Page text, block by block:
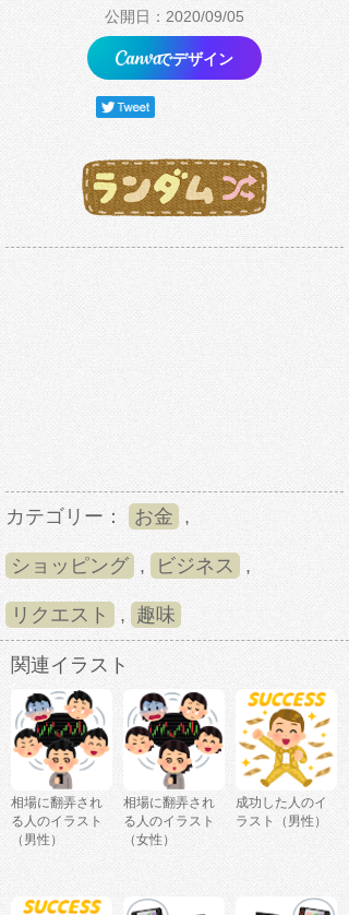
公開日：2020/09/05
でデザイン
カテゴリー： お金 ,
ショッピング , ビジネス ,
リクエスト , 趣味
関連イラスト
相場に翻弄され
る人のイラスト
（男性）
相場に翻弄され
る人のイラスト
（女性）
成功した人のイ
ラスト（男性）